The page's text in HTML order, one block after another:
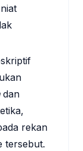
dan
rekan
tersebut.